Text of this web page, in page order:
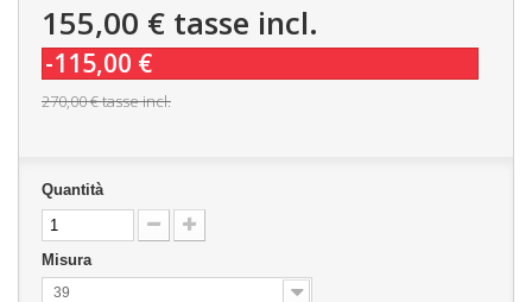
155,00 € tasse incl.
-115,00 €
270,00 €tasse incl.
Quantità
Misura
39